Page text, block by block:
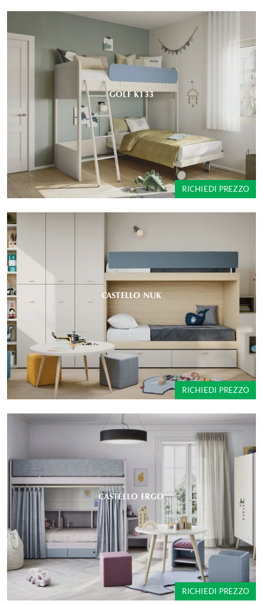
GOLF K133
RICHIEDI PREZZO
CASTELLO NUK
RICHIEDI PREZZO
CASTELLO ERGO
RICHIEDI PREZZO